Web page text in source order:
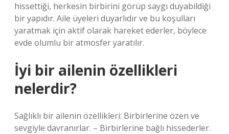
hissettiği, herkesin birbirini görüp saygı duyabildiği
bir yapıdır. Aile üyeleri duyarlıdır ve bu koşulları
yaratmak için aktif olarak hareket ederler, böylece
evde olumlu bir atmosfer yaratılır.
İyi bir ailenin özellikleri
nelerdir?
Sağlıklı bir ailenin özellikleri: Birbirlerine özen ve
sevgiyle davranırlar. – Birbirlerine bağlı hissederler.